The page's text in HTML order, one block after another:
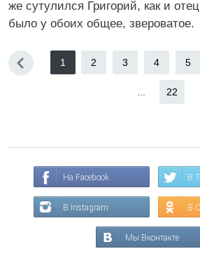
же сутулился Григорий, как и
было у обоих общее, звероватое.
1 2 3 4 5
22
На Facebook В
В Instagram В
Мы Вконтакте